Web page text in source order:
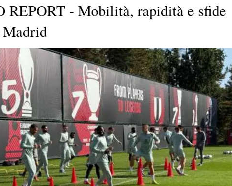
- Mobilità, rapidità e sfide
Madrid